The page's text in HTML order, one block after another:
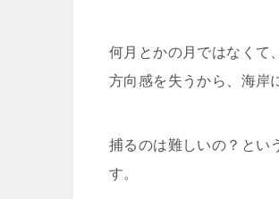
何月とかの月ではなくて
方向感を失うから、海岸
捕るのは難しいの？とい
す。